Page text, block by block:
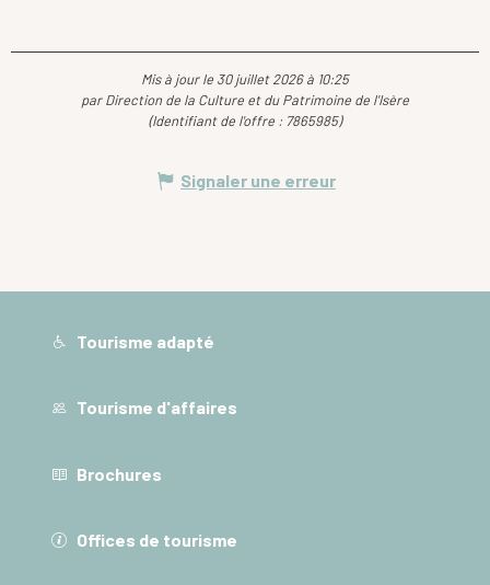
Mis à jour le 30 juillet 2026 à 10:25
par Direction de la Culture et du Patrimoine de l'Isère
(Identifiant de l'offre : 7865985)
Signaler une erreur
Tourisme adapté
Tourisme d'affaires
Brochures
Offices de tourisme